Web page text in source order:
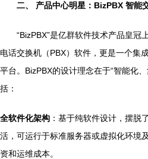
二、 产品中心明星：BizPBX 智能
“BizPBX”是亿群软件技术产品皇冠
电话交换机（PBX）软件，更是一个集
平台。BizPBX的设计理念在于“智能化
括：
全软件化架构 ：基于纯软件设计，摆脱
活，可运行于标准服务器或虚拟化环境
资和运维成本。